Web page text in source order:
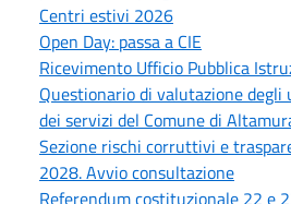
Centri estivi 2026
Open Day: passa a CIE
Ricevimento Ufficio Pubblica
Questionario di valutazione
dei servizi del Comune di
Sezione rischi corruttivi e
2028. Avvio consultazione
Referendum costituzionale 22 e